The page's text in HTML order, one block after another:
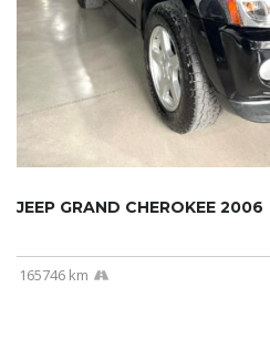
JEEP GRAND CHEROKEE 2006
165746 km